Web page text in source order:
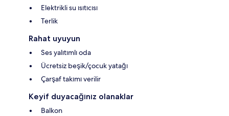
Elektrikli su ısıtıcısı
Terlik
Rahat uyuyun
Ses yalıtımlı oda
Ücretsiz beşik/çocuk yatağı
Çarşaf takımı verilir
Keyif duyacağınız olanaklar
Balkon